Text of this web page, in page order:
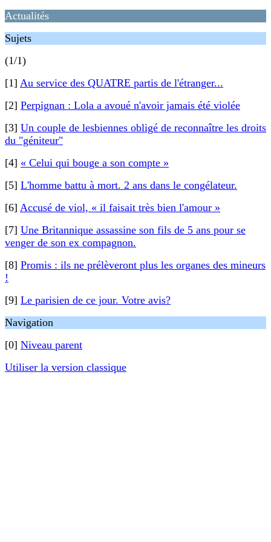
Actualités
Sujets
(1/1)
[1] Au service des QUATRE partis de l'étranger...
[2] Perpignan : Lola a avoué n'avoir jamais été violée
[3] Un couple de lesbiennes obligé de reconnaître les droits
du "géniteur"
[4] « Celui qui bouge a son compte »
[5] L'homme battu à mort. 2 ans dans le congélateur.
[6] Accusé de viol, « il faisait très bien l'amour »
[7] Une Britannique assassine son fils de 5 ans pour se
venger de son ex compagnon.
[8] Promis : ils ne prélèveront plus les organes des mineurs
!
[9] Le parisien de ce jour. Votre avis?
Navigation
[0] Niveau parent
Utiliser la version classique